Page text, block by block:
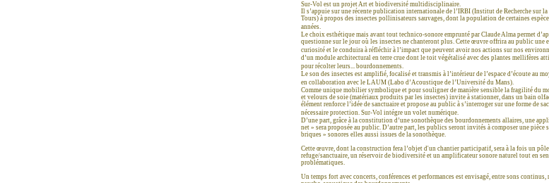
Sur-Vol est un projet Art et biodiversité multidisciplinaire.
Il s’appuie sur une récente publication internationale de l’IRBI (Institut de Recherche sur
Tours) à propos des insectes pollinisateurs sauvages, dont la population de certaines
années.
Le choix esthétique mais avant tout technico-sonore emprunté par Claude Alma permet
questionne sur le jour où les insectes ne chanteront plus. Cette œuvre offrira au public une
curiosité et le conduira à réfléchir à l’impact que peuvent avoir nos actions sur nos
d’un module architectural en terre crue dont le toit végétalisé avec des plantes mellifères
pour récolter leurs... bourdonnements.
Le son des insectes est amplifié, focalisé et transmis à l’intérieur de l’espace d’écoute au
en collaboration avec le LAUM (Labo d’Acoustique de l’Université du Mans).
Comme unique mobilier symbolique et pour souligner de manière sensible la fragilité du
et velours de soie (matériaux produits par les insectes) invite à stationner, dans un bain
élément renforce l’idée de sanctuaire et propose au public à s’interroger sur une forme de
nécessaire protection. Sur-Vol intégre un volet numérique.
D’une part, grâce à la constitution d’une sonothèque des bourdonnements allaires, une
net » sera proposée au public. D’autre part, les publics seront invités à composer une pièce
briques » sonores elles aussi issues de la sonothèque.
Cette œuvre, dont la construction fera l’objet d'un chantier participatif, sera à la fois un
refuge/sanctuaire, un réservoir de biodiversité et un amplificateur sonore naturel tout en
problématiques.
Un temps fort avec concerts, conférences et performances est envisagé, entre sons